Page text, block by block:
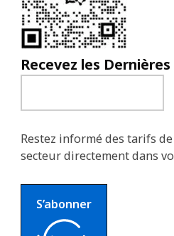
Recevez les
Restez informé des tarifs
secteur directement dans
S’abonner